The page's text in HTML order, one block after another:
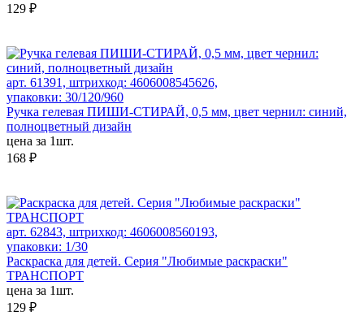
129 ₽
арт. 61391, штрихкод: 4606008545626,
упаковки: 30/120/960
Ручка гелевая ПИШИ-СТИРАЙ, 0,5 мм, цвет чернил: синий,
полноцветный дизайн
цена за 1шт.
168 ₽
арт. 62843, штрихкод: 4606008560193,
упаковки: 1/30
Раскраска для детей. Серия "Любимые раскраски"
ТРАНСПОРТ
цена за 1шт.
129 ₽